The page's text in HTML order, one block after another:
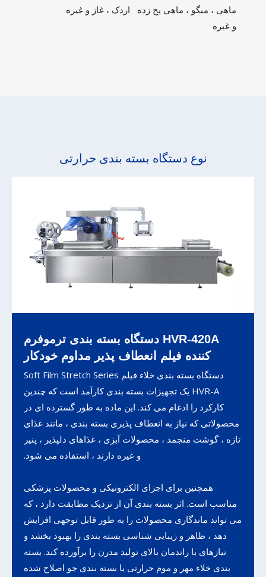
اردک ، غاز و غیره
ماهی ، میگو ، ماهی یخ زده
و غیره
نوع دستگاه بسته بندی حرارتی
HVR-420A دستگاه بسته بندی ترموفرم
کننده فیلم انعطاف پذیر مداوم خودکار
دستگاه بسته بندی خلاء فیلم Soft Film Stretch Series
HVR-A یک تجهیزات بسته بندی کارآمد است که چندین
کارکرد را ادغام می کند. این ماده به طور گسترده ای در
محصولاتی که نیاز به انعطاف پذیری بسته بندی ، مانند غذای
تازه ، گوشت منجمد ، محصولات آبزی ، غذاهای دلپذیر ، پنیر
و غیره دارند ، استفاده می شود.
همچنین برای اجزای الکترونیکی و محصولات پزشکی
مناسب است. اثر بسته بندی آن از نزدیک مطابقت دارد ، که
می تواند ماندگاری محصولات را به طور قابل توجهی افزایش
دهد ، ظاهر و زیبایی شناسی بسته بندی را بهبود بخشد و
نیازهای با راندمان بالای تولید مدرن را برآورده کند. بسته
بندی خلاء مهر و موم حرارتی یا بسته بندی جو اصلاح شده